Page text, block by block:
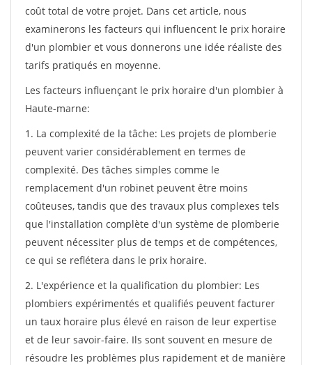
coût total de votre projet. Dans cet article, nous
examinerons les facteurs qui influencent le prix horaire
d'un plombier et vous donnerons une idée réaliste des
tarifs pratiqués en moyenne.
Les facteurs influençant le prix horaire d'un plombier à
Haute-marne:
1. La complexité de la tâche: Les projets de plomberie
peuvent varier considérablement en termes de
complexité. Des tâches simples comme le
remplacement d'un robinet peuvent être moins
coûteuses, tandis que des travaux plus complexes tels
que l'installation complète d'un système de plomberie
peuvent nécessiter plus de temps et de compétences,
ce qui se reflétera dans le prix horaire.
2. L'expérience et la qualification du plombier: Les
plombiers expérimentés et qualifiés peuvent facturer
un taux horaire plus élevé en raison de leur expertise
et de leur savoir-faire. Ils sont souvent en mesure de
résoudre les problèmes plus rapidement et de manière